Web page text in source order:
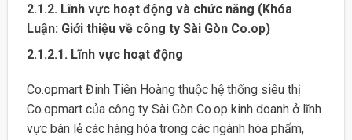
2.1.2. Lĩnh vực hoạt động và chức năng (Khóa
Luận: Giới thiệu về công ty Sài Gòn Co.op)
2.1.2.1. Lĩnh vực hoạt động
Co.opmart Đinh Tiên Hoàng thuộc hệ thống siêu thị
Co.opmart của công ty Sài Gòn Co.op kinh doanh ở lĩnh
vực bán lẻ các hàng hóa trong các ngành hóa phẩm,